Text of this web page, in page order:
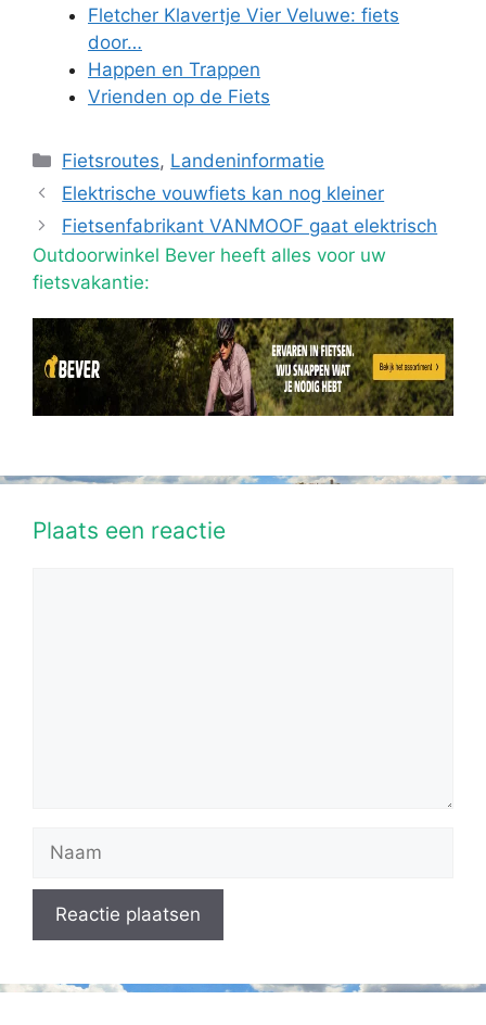
Fletcher Klavertje Vier Veluwe: fiets
door…
Happen en Trappen
Vrienden op de Fiets
Categorieën
Fietsroutes, Landeninformatie
Elektrische vouwfiets kan nog kleiner
Fietsenfabrikant VANMOOF gaat elektrisch
Outdoorwinkel Bever heeft alles voor uw
fietsvakantie:
Plaats een reactie
Naam